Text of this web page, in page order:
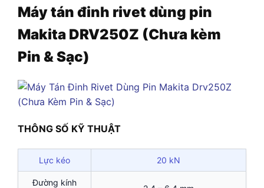
Máy tán đinh rivet dùng pin
Makita DRV250Z (Chưa kèm
Pin & Sạc)
THÔNG SỐ KỸ THUẬT
Lực kéo 20 kN
Đường kính